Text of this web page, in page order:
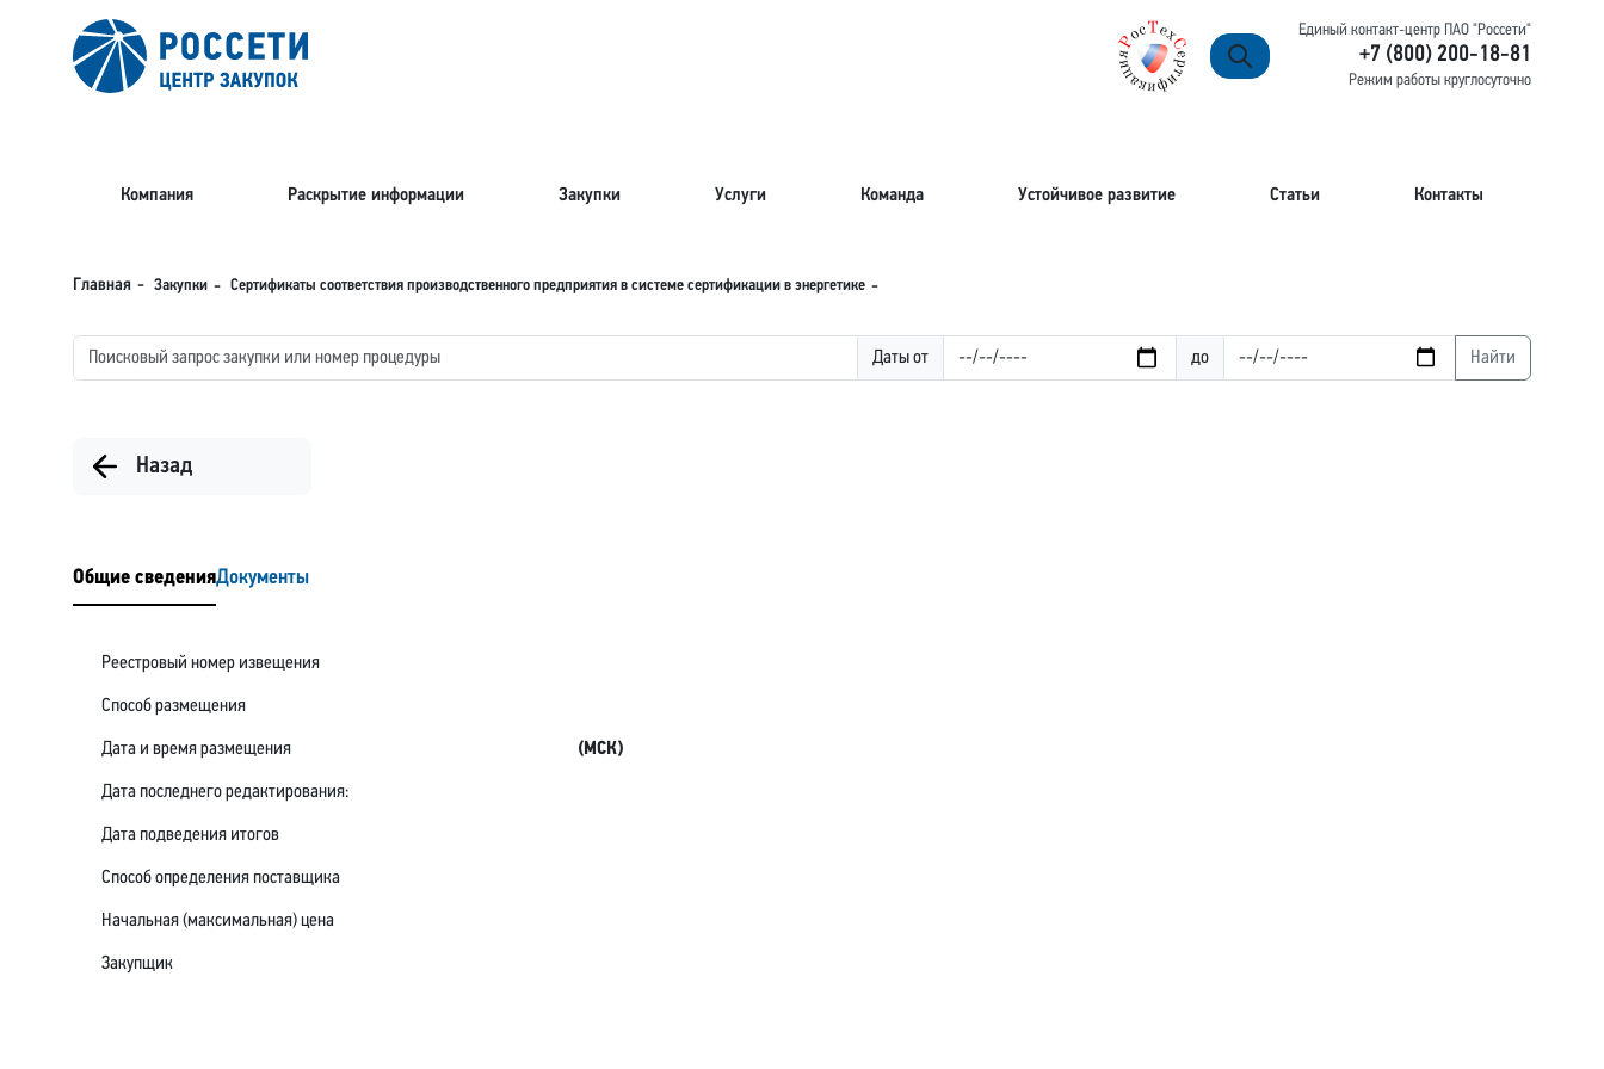
Единый контакт-центр ПАО "Россети"
+7 (800) 200-18-81
Режим работы круглосуточно
Компания Раскрытие информации Закупки Услуги Команда Устойчивое развитие Статьи Контакты
Главная Закупки Сертификаты соответствия производственного предприятия в системе сертификации в энергетике
Даты от до Найти
Назад
Общие сведенияДокументы
Реестровый номер извещения
Способ размещения
Дата и время размещения (МСК)
Дата последнего редактирования:
Дата подведения итогов
Способ определения поставщика
Начальная (максимальная) цена
Закупщик